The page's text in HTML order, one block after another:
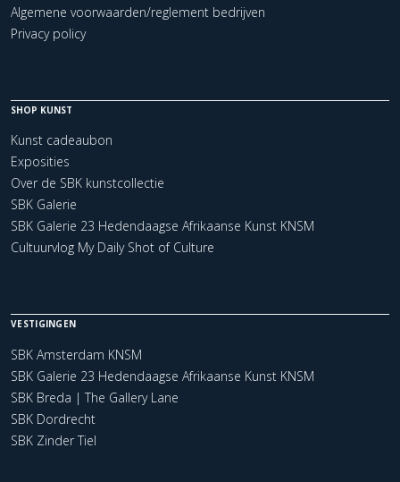
Algemene voorwaarden/reglement bedrijven
Privacy policy
SHOP KUNST
Kunst cadeaubon
Exposities
Over de SBK kunstcollectie
SBK Galerie
SBK Galerie 23 Hedendaagse Afrikaanse Kunst KNSM
Cultuurvlog My Daily Shot of Culture
VESTIGINGEN
SBK Amsterdam KNSM
SBK Galerie 23 Hedendaagse Afrikaanse Kunst KNSM
SBK Breda | The Gallery Lane
SBK Dordrecht
SBK Zinder Tiel